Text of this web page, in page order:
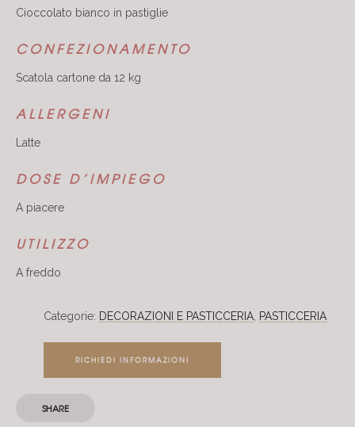
Cioccolato bianco in pastiglie
CONFEZIONAMENTO
Scatola cartone da 12 kg
ALLERGENI
Latte
DOSE D’IMPIEGO
A piacere
UTILIZZO
A freddo
Categorie: DECORAZIONI E PASTICCERIA PASTICCERIA
RICHIEDI INFORMAZIONI
SHARE